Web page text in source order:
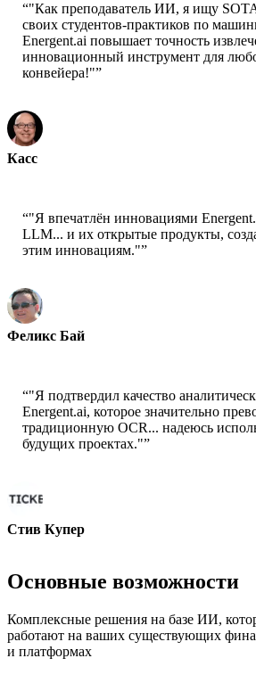
“"Как преподаватель ИИ, я ищу
своих студентов-практиков по
Energent.ai повышает точность
инновационный инструмент для
конвейера!"”
Касс
“"Я впечатлён инновациями
LLM... и их открытые продукты,
этим инновациям."”
Феликс Бай
“"Я подтвердил качество
Energent.ai, которое значительно
традиционную OCR... надеюсь
будущих проектах."”
Стив Купер
Основные возможности
Комплексные решения на базе ИИ,
работают на ваших существующих
и платформах